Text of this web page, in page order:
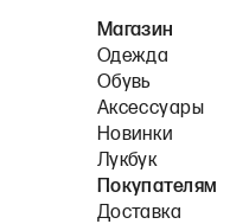
Магазин
Одежда
Обувь
Аксессуары
Новинки
Лукбук
Покупателям
Доставка